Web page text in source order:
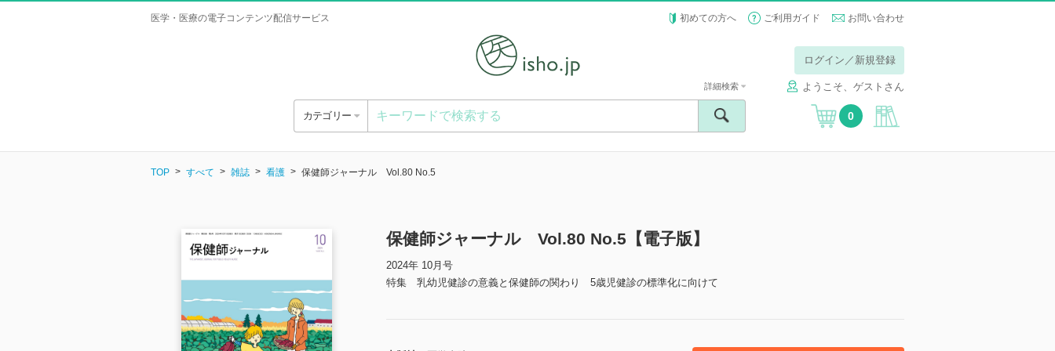
医学・医療の電子コンテンツ配信サービス 初めての方へ ご利用ガイド お問い合わせ
ログイン／新規登録
ようこそ、ゲストさん
カテゴリー
詳細検索
0
TOP すべて 雑誌 看護 保健師ジャーナル Vol.80 No.5
保健師ジャーナル Vol.80 No.5【電子版】
2024年 10月号
特集 乳幼児健診の意義と保健師の関わり 5歳児健診の標準化に向けて